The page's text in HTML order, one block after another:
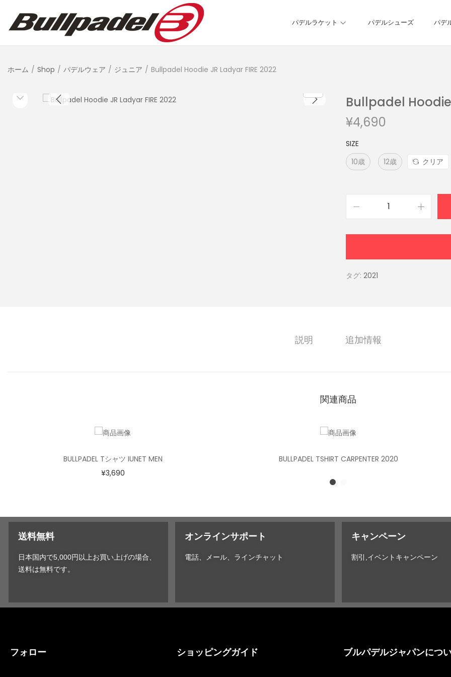
パデルラケット パデルシューズ パデ
ホーム / Shop / パデルウェア / ジュニア / Bullpadel Hoodie JR Ladyar FIRE 2022
Bullpadel Hoodie
¥4,690
SIZE
10歳
12歳 クリア
タグ: 2021
説明 追加情報
関連商品
BULLPADEL Tシャツ IUNET MEN
¥3,690
BULLPADEL TSHIRT CARPENTER 2020
送料無料
日本国内で5,000円以上お買い上げの場合、
送料は無料です。
オンラインサポート
電話、メール、ラインチャット
キャンペーン
割引,イベントキャンペーン
フォロー ショッピングガイド ブルパデルジャパンにつ